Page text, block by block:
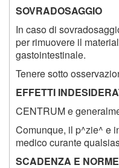
SOVRADOSAGGIO
In caso di
per rimuovere il
gastointestinale.
Tenere sotto
EFFETTI
CENTRUM e
Comunque, il p^zie^ e
medico curante
SCADENZA E